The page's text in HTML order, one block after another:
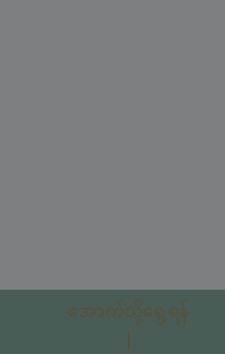
အောက်သို့ရွေ့ရန်